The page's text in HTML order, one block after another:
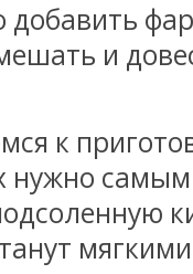
добавить
и
к
нужно